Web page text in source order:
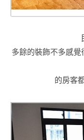
多餘的裝飾不多感
的房客